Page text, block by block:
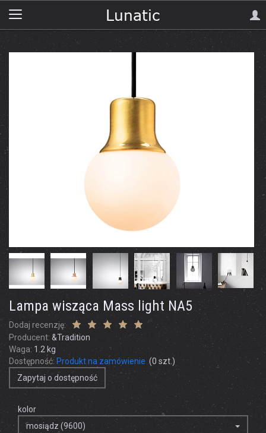
Lampa wisząca Mass light NA5
Dodaj recenzję:
Producent: &Tradition
Waga: 1.2 kg
Dostępność: Produkt na zamówienie (0 szt.)
Zapytaj o dostępność
kolor
mosiądz (9600)